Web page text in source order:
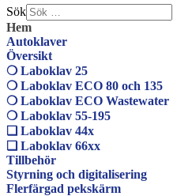
Sök
Hem
Autoklaver
Översikt
❍ Laboklav 25
❍ Laboklav ECO 80 och 135
❍ Laboklav ECO Wastewater
❍ Laboklav 55-195
❏ Laboklav 44x
❏ Laboklav 66xx
Tillbehör
Styrning och digitalisering
Flerfärgad pekskärm